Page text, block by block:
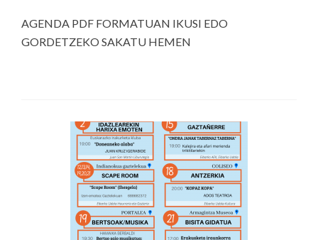
AGENDA PDF FORMATUAN IKUSI EDO
GORDETZEKO SAKATU HEMEN